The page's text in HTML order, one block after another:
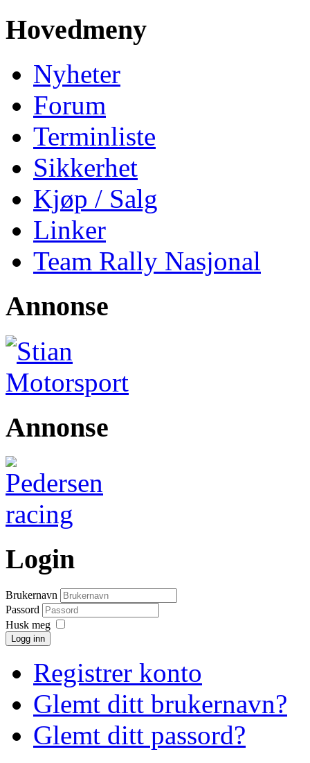
Hovedmeny
Nyheter
Forum
Terminliste
Sikkerhet
Kjøp / Salg
Linker
Team Rally Nasjonal
Annonse
Annonse
Login
Brukernavn
Passord
Husk meg
Logg inn
Registrer konto
Glemt ditt brukernavn?
Glemt ditt passord?